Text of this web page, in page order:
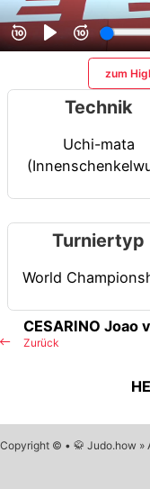
zum
Technik
Uchi-mata
Turniertyp
World
Zurück
CESARINO Joao
Copyright © • 🥋 Judo.how »